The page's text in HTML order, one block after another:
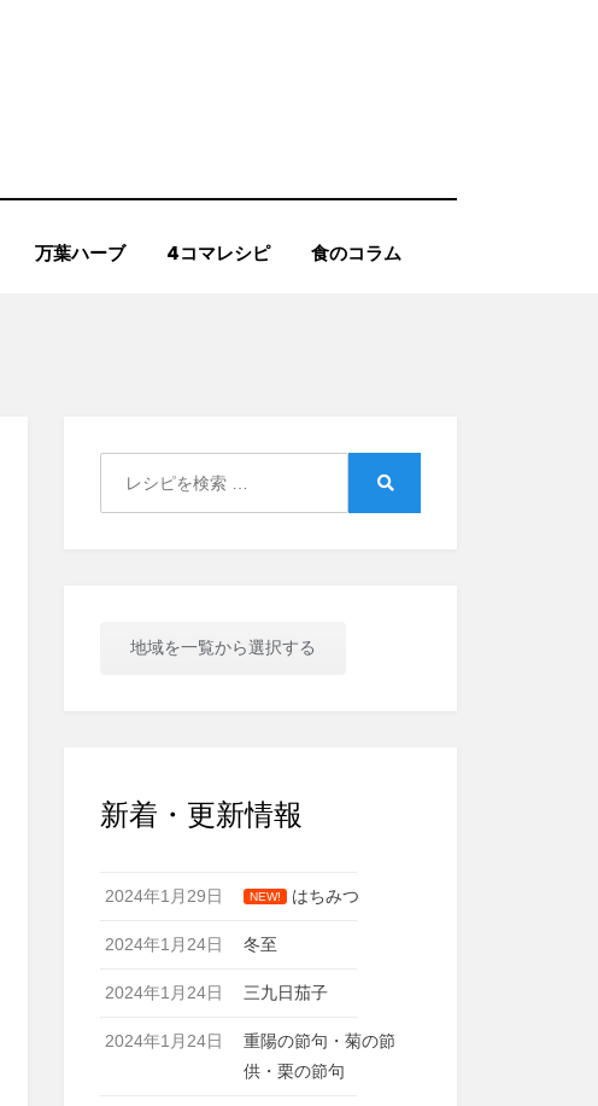
万葉ハーブ 4コマレシピ 食のコラム
地域を一覧から選択する
新着・更新情報
2024年1月29日 NEW! はちみつ
2024年1月24日 冬至
2024年1月24日 三九日茄子
2024年1月24日
重陽の節句・菊の節
供・栗の節句